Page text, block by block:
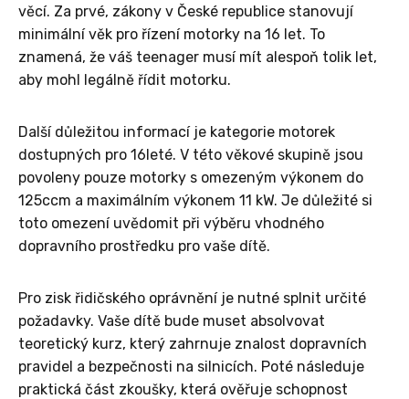
věcí. Za prvé, zákony v České republice stanovují
minimální věk pro řízení motorky na 16 let. To
znamená, že váš teenager musí mít alespoň tolik let,
aby mohl legálně řídit motorku.
Další důležitou informací je kategorie motorek
dostupných pro 16leté. V této věkové skupině jsou
povoleny pouze motorky s omezeným výkonem do
125ccm a maximálním výkonem 11 kW. Je důležité si
toto omezení uvědomit při výběru vhodného
dopravního prostředku pro vaše dítě.
Pro zisk řidičského oprávnění je nutné splnit určité
požadavky. Vaše dítě bude muset absolvovat
teoretický kurz, který zahrnuje znalost dopravních
pravidel a bezpečnosti na silnicích. Poté následuje
praktická část zkoušky, která ověřuje schopnost